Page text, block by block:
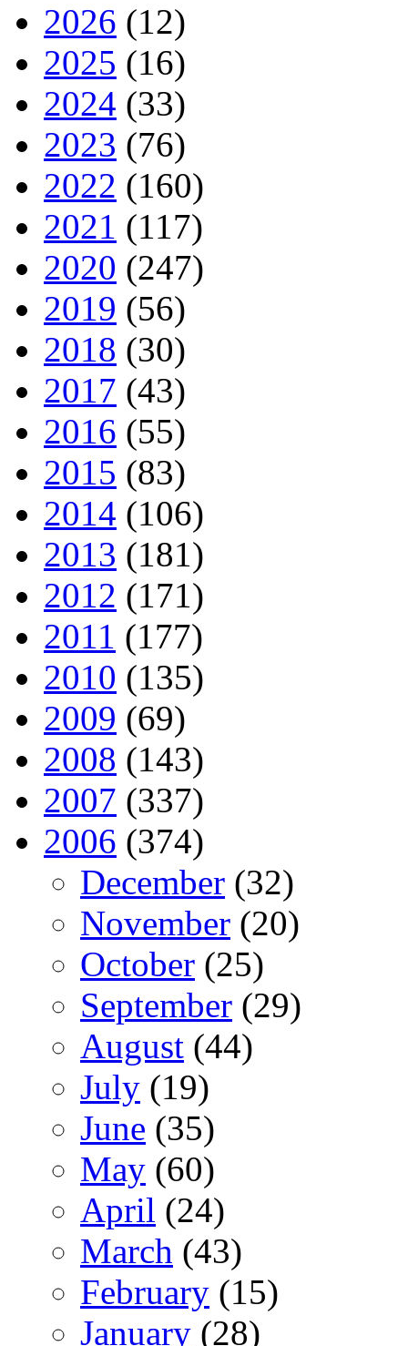
2026 (12)
2025 (16)
2024 (33)
2023 (76)
2022 (160)
2021 (117)
2020 (247)
2019 (56)
2018 (30)
2017 (43)
2016 (55)
2015 (83)
2014 (106)
2013 (181)
2012 (171)
2011 (177)
2010 (135)
2009 (69)
2008 (143)
2007 (337)
2006 (374)
December (32)
November (20)
October (25)
September (29)
August (44)
July (19)
June (35)
May (60)
April (24)
March (43)
February (15)
January (28)